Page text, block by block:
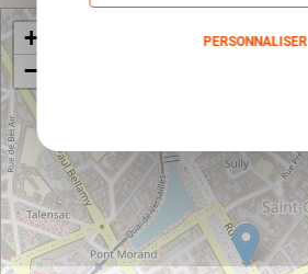
+
−
PERSONNALISER